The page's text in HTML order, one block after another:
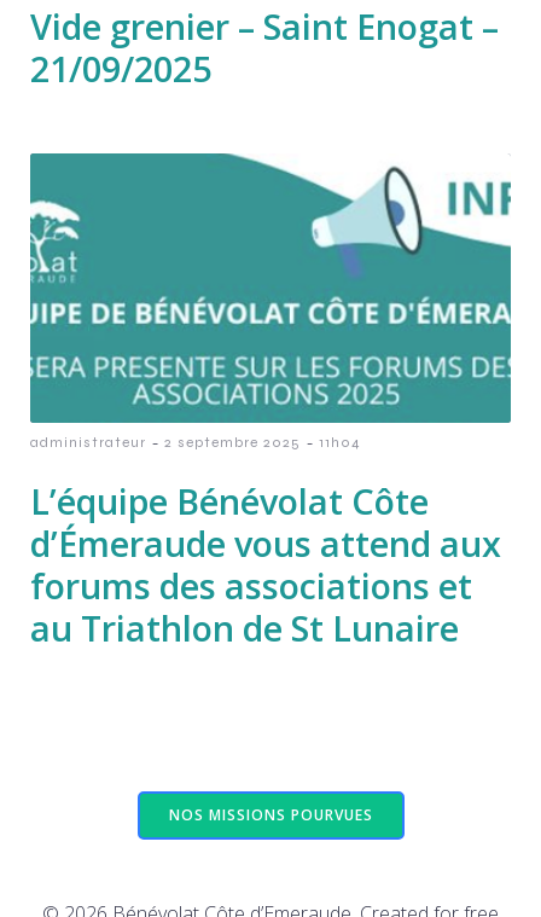
Vide grenier – Saint Enogat –
21/09/2025
administrateur - 2 septembre 2025 - 11h04
L’équipe Bénévolat Côte
d’Émeraude vous attend aux
forums des associations et
au Triathlon de St Lunaire
NOS MISSIONS POURVUES